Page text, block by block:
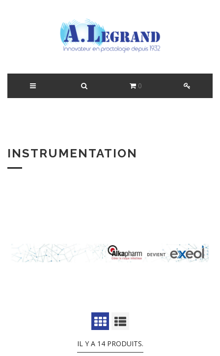
0
INSTRUMENTATION
IL Y A 14 PRODUITS.